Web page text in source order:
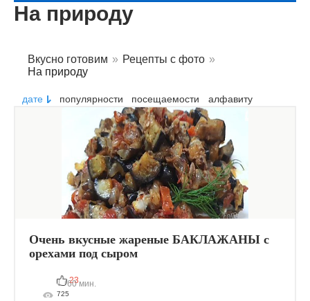
На природу
Вкусно готовим » Рецепты с фото »
На природу
дате популярности посещаемости алфавиту
Очень вкусные жареные БАКЛАЖАНЫ с
орехами под сыром
23
60 мин.
725